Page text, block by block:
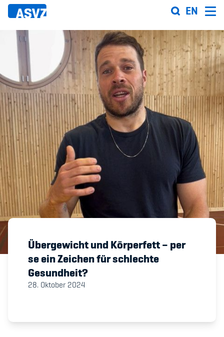
Direkt
zum
EN
Sportfahrplan
Sportarten
Sportanlagen
Events
ASVZ@home
Member's Manual / FAQ
Fairplay
Übergewicht und Körperfett – per
se ein Zeichen für schlechte
Gesundheit?
28. Oktober 2024